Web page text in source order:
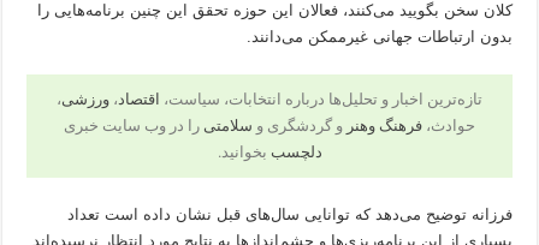
کلان سخن بگویید می‌کنند، فعالان این حوزه تحقق این چنین برنامه‌هایی را
بدون ارتباطات جهانی غیرممکن می‌دانند.
تازه‌ترین اخبار و تحلیل‌ها درباره انتخابات، سیاست، اقتصاد، ورزشی،
حوادث، فرهنگ وهنر و گردشگری و سلامتی را در وب سایت خبری
دلچسب بخوانید.
فرزانه توضیح می‌دهد که توانایی سال‌های قبل نشان داده است تعداد
بسیاری از این برنامه‌ریزی‌ها و چشم‌اندازها به نتایج مورد انتظار نرسیده‌اند